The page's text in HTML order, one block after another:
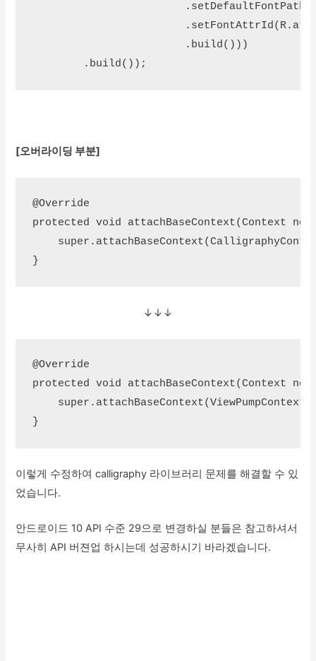
                        .build()))
        .build());
[오버라이딩 부분]
@Override
protected void attachBaseContext(Context
}
↓↓↓
@Override
protected void attachBaseContext(Context
}
이렇게 수정하여 calligraphy 라이브러리 문제를 해결할 수 있
었습니다.
안드로이드 10 API 수준 29으로 변경하실 분들은 참고하셔서
무사히 API 버젼업 하시는데 성공하시기 바라겠습니다.